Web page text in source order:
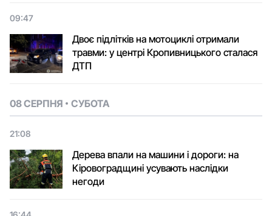
09:47
Двоє підлітків на мотоциклі отримали
травми: у центрі Кропивницького сталася
ДТП
08 СЕРПНЯ СУБОТА
21:08
Дерева впали на машини і дороги: на
Кіровоградщині усувають наслідки
негоди